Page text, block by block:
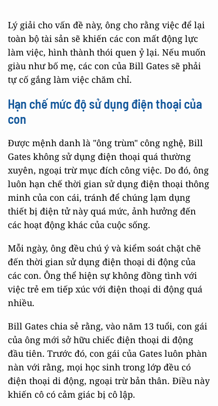
Lý giải cho vấn đề này, ông cho rằng việc để lại
toàn bộ tài sản sẽ khiến các con mất động lực
làm việc, hình thành thói quen ỷ lại. Nếu muốn
giàu như bố mẹ, các con của Bill Gates sẽ phải
tự cố gắng làm việc chăm chỉ.
Hạn chế mức độ sử dụng điện thoại của
con
Được mệnh danh là "ông trùm" công nghệ, Bill
Gates không sử dụng điện thoại quá thường
xuyên, ngoại trừ mục đích công việc. Do đó, ông
luôn hạn chế thời gian sử dụng điện thoại thông
minh của con cái, tránh để chúng lạm dụng
thiết bị điện tử này quá mức, ảnh hưởng đến
các hoạt động khác của cuộc sống.
Mỗi ngày, ông đều chú ý và kiểm soát chặt chẽ
đến thời gian sử dụng điện thoại di động của
các con. Ông thể hiện sự không đồng tình với
việc trẻ em tiếp xúc với điện thoại di động quá
nhiều.
Bill Gates chia sẻ rằng, vào năm 13 tuổi, con gái
của ông mới sở hữu chiếc điện thoại di động
đầu tiên. Trước đó, con gái của Gates luôn phàn
nàn với rằng, mọi học sinh trong lớp đều có
điện thoại di động, ngoại trừ bản thân. Điều này
khiến cô có cảm giác bị cô lập.